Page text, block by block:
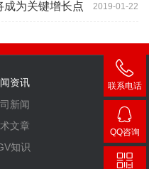
2019-01-22
成为关键增长点
资讯
新闻
文章
知识
联系电话
400-
007-
3860
QQ咨询